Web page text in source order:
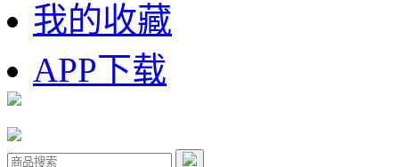
我的收藏
APP下载